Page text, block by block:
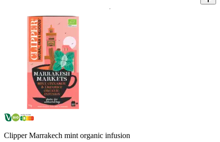
Clipper Marrakech mint organic infusion